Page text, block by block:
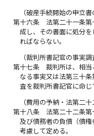
（破産手続開始の申立
第十六条
法第二十一条
成し、その書面に処分
ればならない。
（裁判所書記官の事実調
第十七条
裁判所は、相
なる事実又は法第三十
査を裁判所書記官に命じ
（費用の予納・法第二十
第十八条
法第二十二条
及び債務者の負債（債
考慮して定める。